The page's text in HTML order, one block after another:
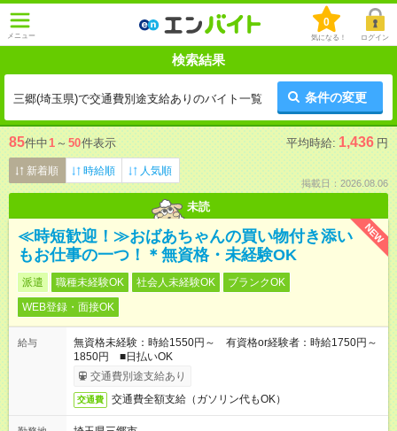
メニュー
0
気になる！ ログイン
検索結果
三郷(埼玉県)で交通費別途支給ありのバイト一覧 条件の変更
85件中1 ～ 50件表示 平均時給: 1,436 円
新着順 時給順 人気順
掲載日：2026.08.06
未読
NEW
≪時短歓迎！≫おばあちゃんの買い物付き添い
もお仕事の一つ！＊無資格・未経験OK
派遣 職種未経験OK 社会人未経験OK
ブランクOK
WEB登録・面接OK
給与
無資格未経験：時給1550円～ 有資格or経験者：時給1750円～
1850円 ■日払いOK
交通費別途支給あり
交通費 交通費全額支給（ガソリン代もOK）